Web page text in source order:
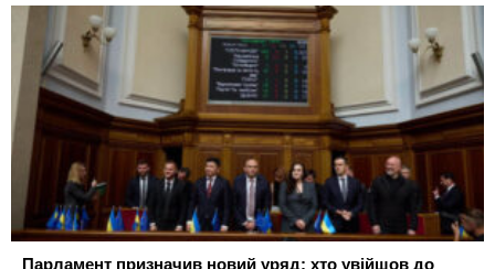
Парламент призначив новий уряд: хто увійшов до